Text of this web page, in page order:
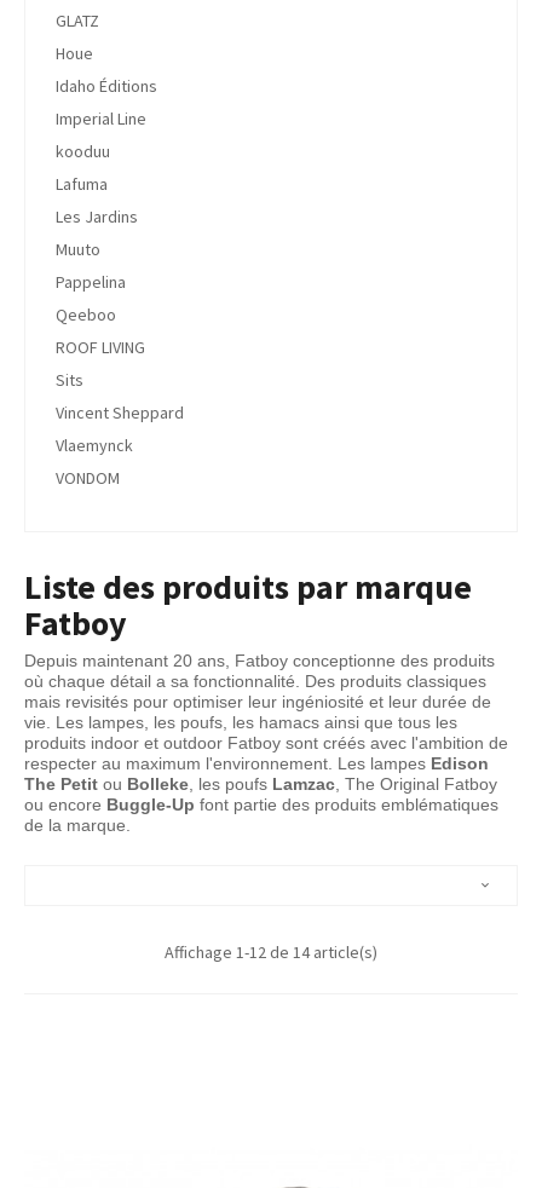
GLATZ
Houe
Idaho Éditions
Imperial Line
kooduu
Lafuma
Les Jardins
Muuto
Pappelina
Qeeboo
ROOF LIVING
Sits
Vincent Sheppard
Vlaemynck
VONDOM
Liste des produits par marque
Fatboy
Depuis maintenant 20 ans, Fatboy conceptionne des produits
où chaque détail a sa fonctionnalité. Des produits classiques
mais revisités pour optimiser leur ingéniosité et leur durée de
vie. Les lampes, les poufs, les hamacs ainsi que tous les
produits indoor et outdoor Fatboy sont créés avec l'ambition de
respecter au maximum l'environnement. Les lampes Edison
The Petit ou Bolleke , les poufs Lamzac , The Original Fatboy
ou encore Buggle-Up font partie des produits emblématiques
de la marque.

Affichage 1-12 de 14 article(s)